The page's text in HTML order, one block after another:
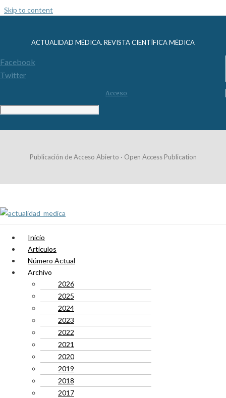
Skip to content
ACTUALIDAD MÉDICA. REVISTA CIENTÍFICA MÉDICA
Facebook
Twitter
Acceso
Publicación de Acceso Abierto · Open Access Publication
Inicio
Artículos
Número Actual
Archivo
2026
2025
2024
2023
2022
2021
2020
2019
2018
2017